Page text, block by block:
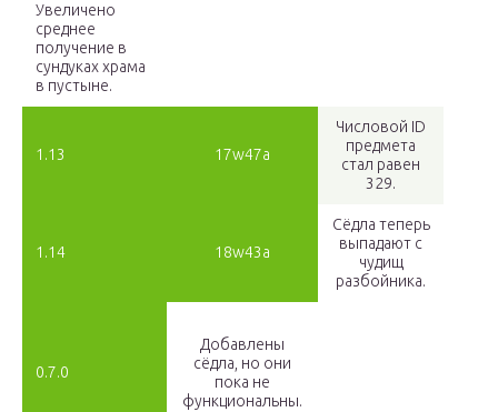
Увеличено
среднее
получение в
сундуках храма
в пустыне.
1.13 17w47a
Числовой ID
предмета
стал равен
329.
1.14 18w43a
Сёдла теперь
выпадают с
чудищ
разбойника.
0.7.0
Добавлены
сёдла, но они
пока не
функциональны.